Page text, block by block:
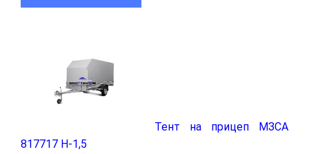
Тент на прицеп МЗСА
817717 H-1,5